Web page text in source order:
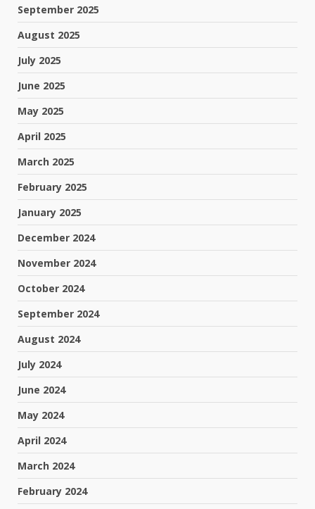
September 2025
August 2025
July 2025
June 2025
May 2025
April 2025
March 2025
February 2025
January 2025
December 2024
November 2024
October 2024
September 2024
August 2024
July 2024
June 2024
May 2024
April 2024
March 2024
February 2024